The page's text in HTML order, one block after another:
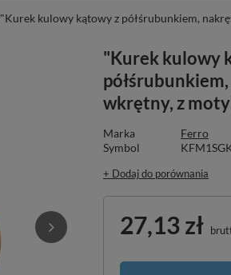
"Kurek kulowy kątowy z półśrubunkiem,
"Kurek kulowy
wkrętny, z
Marka
Ferro
Symbol
+ Dodaj do porównania
27,13 zł